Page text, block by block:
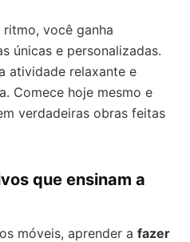
você ganha
únicas e personalizadas.
atividade relaxante e
Comece hoje mesmo e
verdadeiras obras feitas
que ensinam a
móveis, aprender a fazer